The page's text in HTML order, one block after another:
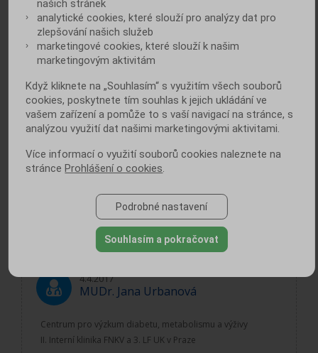
Dobrý den,ráda bych se zeptala na učinky
léku Jardiance 10mg. Užívám lék Onglyza
5mg a měla jsem k tomu Amaryl potom se
mi dost zhoršila ranní glyk.a glyk
hemogl.rann8 glyk.9-10a glyk.h.6,5 Tak jsem
dostala lék Jardinii a chodím močit 10-
15denné vpodstatě po 1-2hodinách. Bojím
se,aby když je z těla cukr odplavován přes
ledviny ?jaké zkušenosti máte děkuji Vám za
odpověď je mi 47 let a cukrovku 2typu mám
4.4.2017
MUDr. Jana Urbanová
Centrum pro výzkum diabetu, metabolismu a výživy
II. Interní klinika FNKV a 3. LF UK v Praze
našich stránek
analytické cookies, které slouží pro analýzy dat pro
zlepšování našich služeb
marketingové cookies, které slouží k našim
marketingovým aktivitám
Když kliknete na „Souhlasím“ s využitím všech souborů
cookies, poskytnete tím souhlas k jejich ukládání ve
vašem zařízení a pomůže to s vaší navigací na stránce, s
analýzou využití dat našimi marketingovými aktivitami.
Více informací o využití souborů cookies naleznete na
stránceProhlášení o cookies.
Podrobné nastavení
Souhlasím a pokračovat